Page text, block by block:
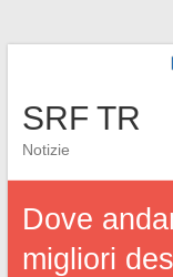
SRF TR
Notizie
Dove
migliori